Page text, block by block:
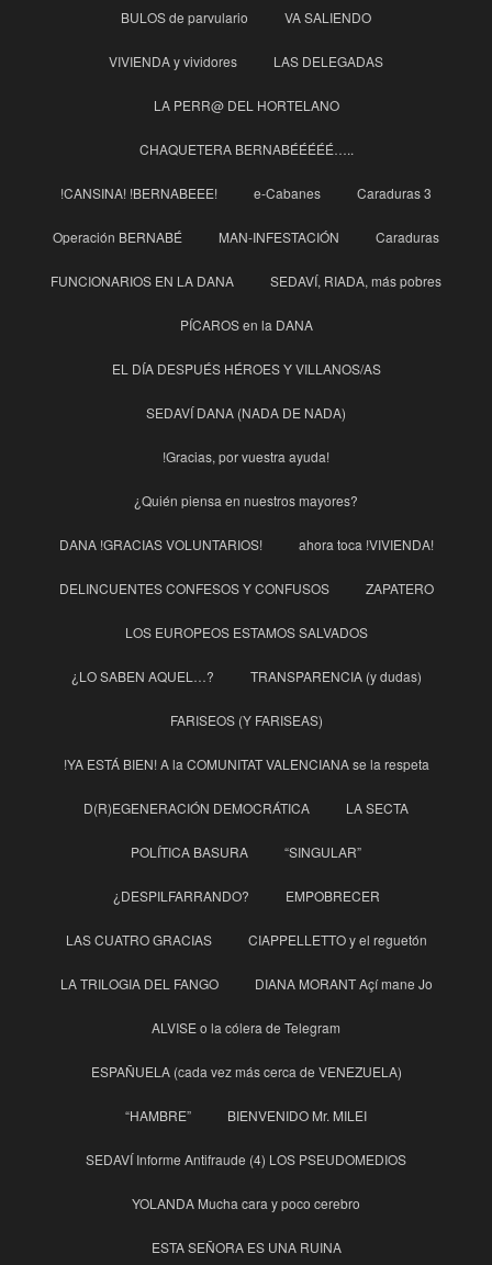
BULOS de parvulario VA SALIENDO
VIVIENDA y vividores LAS DELEGADAS
LA PERR@ DEL HORTELANO
CHAQUETERA BERNABÉÉÉÉÉ…..
!CANSINA! !BERNABEEE! e-Cabanes Caraduras 3
Operación BERNABÉ MAN-INFESTACIÓN Caraduras
FUNCIONARIOS EN LA DANA SEDAVÍ, RIADA, más pobres
PÍCAROS en la DANA
EL DÍA DESPUÉS HÉROES Y VILLANOS/AS
SEDAVÍ DANA (NADA DE NADA)
!Gracias, por vuestra ayuda!
¿Quién piensa en nuestros mayores?
DANA !GRACIAS VOLUNTARIOS! ahora toca !VIVIENDA!
DELINCUENTES CONFESOS Y CONFUSOS ZAPATERO
LOS EUROPEOS ESTAMOS SALVADOS
¿LO SABEN AQUEL…? TRANSPARENCIA (y dudas)
FARISEOS (Y FARISEAS)
!YA ESTÁ BIEN! A la COMUNITAT VALENCIANA se la respeta
D(R)EGENERACIÓN DEMOCRÁTICA LA SECTA
POLÍTICA BASURA “SINGULAR”
¿DESPILFARRANDO? EMPOBRECER
LAS CUATRO GRACIAS CIAPPELLETTO y el reguetón
LA TRILOGIA DEL FANGO DIANA MORANT Açí mane Jo
ALVISE o la cólera de Telegram
ESPAÑUELA (cada vez más cerca de VENEZUELA)
“HAMBRE” BIENVENIDO Mr. MILEI
SEDAVÍ Informe Antifraude (4) LOS PSEUDOMEDIOS
YOLANDA Mucha cara y poco cerebro
ESTA SEÑORA ES UNA RUINA